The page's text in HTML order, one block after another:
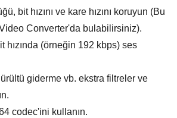
bit hızını ve kare hızını koruyun (Bu
Converter'da bulabilirsiniz).
hızında (örneğin 192 kbps) ses
giderme vb. ekstra filtreler ve
codec'ini kullanın.